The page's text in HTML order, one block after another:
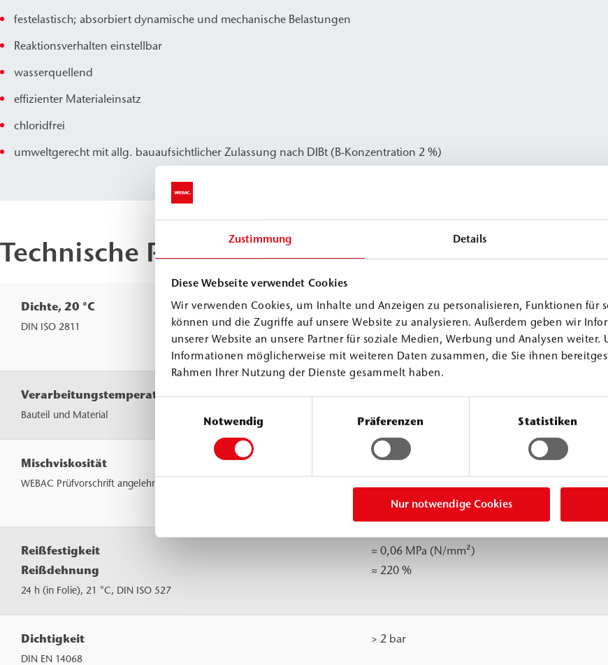
Zustimmung Details
Diese Webseite verwendet Cookies
Wir verwenden Cookies, um Inhalte und Anzeigen zu personalisieren, Funktionen für
können und die Zugriffe auf unsere Website zu analysieren. Außerdem geben wir
unserer Website an unsere Partner für soziale Medien, Werbung und Analysen weiter.
Informationen möglicherweise mit weiteren Daten zusammen, die Sie ihnen
Rahmen Ihrer Nutzung der Dienste gesammelt haben.
Notwendig Präferenzen Statistiken
Nur notwendige Cookies
festelastisch; absorbiert dynamische und mechanische Belastungen
Reaktionsverhalten einstellbar
wasserquellend
effizienter Materialeinsatz
chloridfrei
umweltgerecht mit allg. bauaufsichtlicher Zulassung nach DIBt (B-Konzentration 2 %)
Technische Parameter
Dichte, 20 °C
DIN ISO 2811
Komp. A1
Komp. A2
Komp. B
≈ 1,2 g/cm³
≈0,95 g/cm³
≈1,0 g/cm³
Verarbeitungstemperatur
Bauteil und Material
> 1 °C
Mischviskosität
WEBAC Prüfvorschrift angelehnt an DIN ISO 3219
30 °C
23 °C
Reißfestigkeit
Reißdehnung
24 h (in Folie), 21 °C, DIN ISO 527
≈ 0,06 MPa (N/mm²)
≈ 220 %
Dichtigkeit
DIN EN 14068
> 2 bar